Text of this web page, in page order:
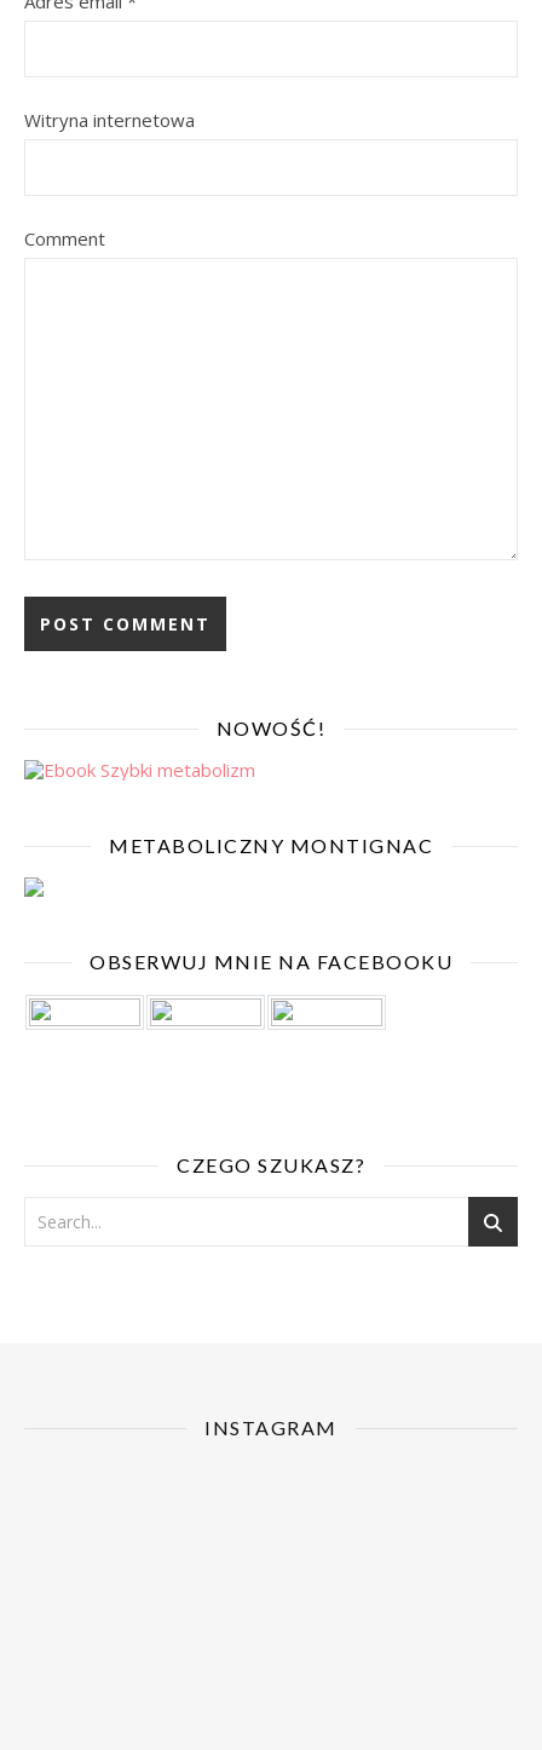
Witryna internetowa
Comment
NOWOŚĆ!
METABOLICZNY MONTIGNAC
OBSERWUJ MNIE NA FACEBOOKU
CZEGO SZUKASZ?
INSTAGRAM